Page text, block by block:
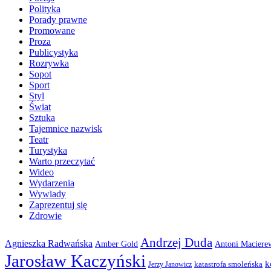
Polityka
Porady prawne
Promowane
Proza
Publicystyka
Rozrywka
Sopot
Sport
Styl
Świat
Sztuka
Tajemnice nazwisk
Teatr
Turystyka
Warto przeczytać
Wideo
Wydarzenia
Wywiady
Zaprezentuj się
Zdrowie
Agnieszka Radwańska Amber Gold Andrzej Duda Antoni
Jarosław Kaczyński Jerzy Janowicz katastrofa smoleńska